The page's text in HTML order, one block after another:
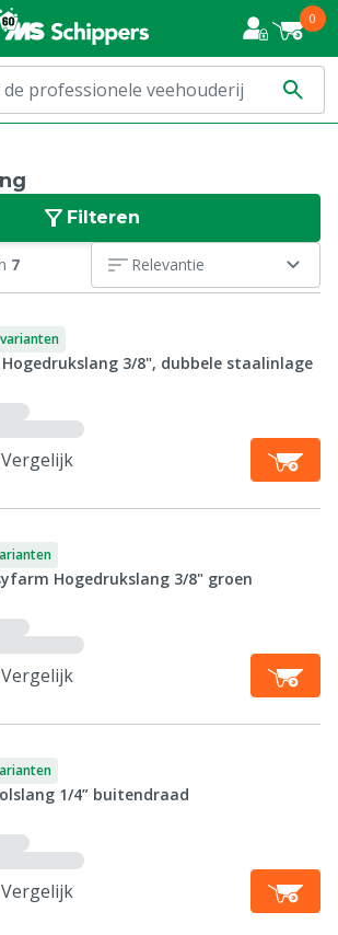
0
Filteren
7 Relevantie
Hogedrukslang 3/8", dubbele staalinlage
Vergelijk
Hogedrukslang 3/8" groen
Vergelijk
1/4” buitendraad
Vergelijk